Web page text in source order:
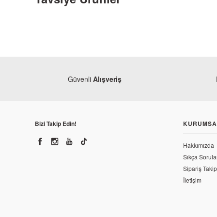
Yamaha
Güvenli Alışveriş
Bizi Takip Edin!
Hakkımızda
Sıkça
Sipariş Takip
İletişim